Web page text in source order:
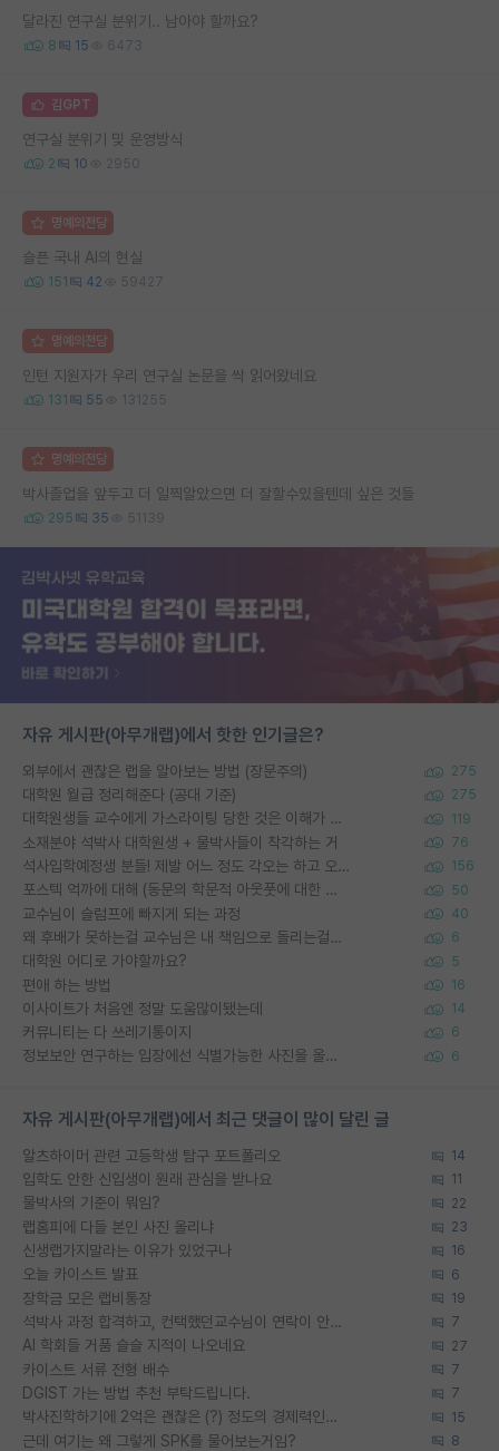
달라진 연구실 분위기.. 남아야 할까요?
8 15 6473
김GPT
연구실 분위기 및 운영방식
2 10 2950
명예의전당
슬픈 국내 AI의 현실
151 42 59427
명예의전당
인턴 지원자가 우리 연구실 논문을 싹 읽어왔네요
131 55 131255
명예의전당
박사졸업을 앞두고 더 일찍알았으면 더 잘할수있을텐데 싶은 것들
295 35 51139
자유 게시판(아무개랩)에서 핫한 인기글은?
외부에서 괜찮은 랩을 알아보는 방법 (장문주의) 275
대학원 월급 정리해준다 (공대 기준) 275
대학원생들 교수에게 가스라이팅 당한 것은 이해가 갑니다. 안타깝네요. 119
소재분야 석박사 대학원생 + 물박사들이 착각하는 거 76
석사입학예정생 분들! 제발 어느 정도 각오는 하고 오세요. 156
포스텍 억까에 대해 (동문의 학문적 아웃풋에 대한 반박) 50
교수님이 슬럼프에 빠지게 되는 과정 40
왜 후배가 못하는걸 교수님은 내 책임으로 돌리는걸까요? 6
대학원 어디로 가야할까요? 5
편애 하는 방법 16
이사이트가 처음엔 정말 도움많이됐는데 14
커뮤니티는 다 쓰레기통이지 6
정보보안 연구하는 입장에선 식별가능한 사진을 올리는건 비추이긴함 6
자유 게시판(아무개랩)에서 최근 댓글이 많이 달린 글
알츠하이머 관련 고등학생 탐구 포트폴리오 14
입학도 안한 신입생이 원래 관심을 받나요 11
물박사의 기준이 뭐임? 22
랩홈피에 다들 본인 사진 올리냐 23
신생랩가지말라는 이유가 있었구나 16
오늘 카이스트 발표 6
장학금 모은 랩비통장 19
석박사 과정 합격하고, 컨택했던교수님이 연락이 안됩니다... 7
AI 학회들 거품 슬슬 지적이 나오네요 27
카이스트 서류 전형 배수 7
DGIST 가는 방법 추천 부탁드립니다. 7
박사진학하기에 2억은 괜찮은 (?) 정도의 경제력인가요 15
근데 여기는 왜 그렇게 SPK를 물어보는거임? 8